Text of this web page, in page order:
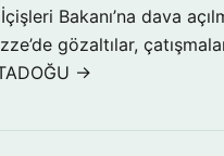
Bakanı’na dava
gözaltılar,
→